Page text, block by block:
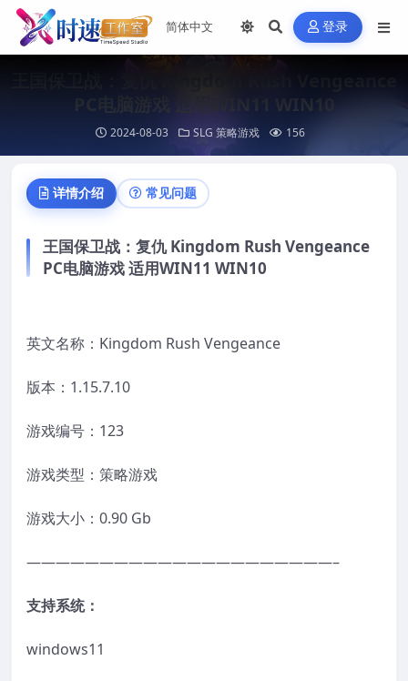
登录
PC电脑游戏 适用WIN11 WIN10
2024-08-03 SLG 策略游戏 156
详情介绍 常见问题
王国保卫战：复仇 Kingdom Rush Vengeance
PC电脑游戏 适用WIN11 WIN10
英文名称：Kingdom Rush Vengeance
版本：1.15.7.10
游戏编号：123
游戏类型：策略游戏
游戏大小：0.90 Gb
—————————————————————–
支持系统：
windows11